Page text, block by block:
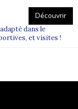
Découvrir
dans le
et visites !